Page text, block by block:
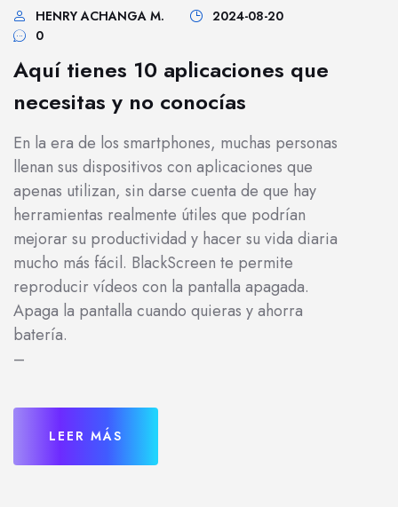
HENRY ACHANGA M.
2024-08-20
0
Aquí tienes 10 aplicaciones que
necesitas y no conocías
En la era de los smartphones, muchas personas
llenan sus dispositivos con aplicaciones que
apenas utilizan, sin darse cuenta de que hay
herramientas realmente útiles que podrían
mejorar su productividad y hacer su vida diaria
mucho más fácil. BlackScreen te permite
reproducir vídeos con la pantalla apagada.
Apaga la pantalla cuando quieras y ahorra
batería.
–
LEER MÁS